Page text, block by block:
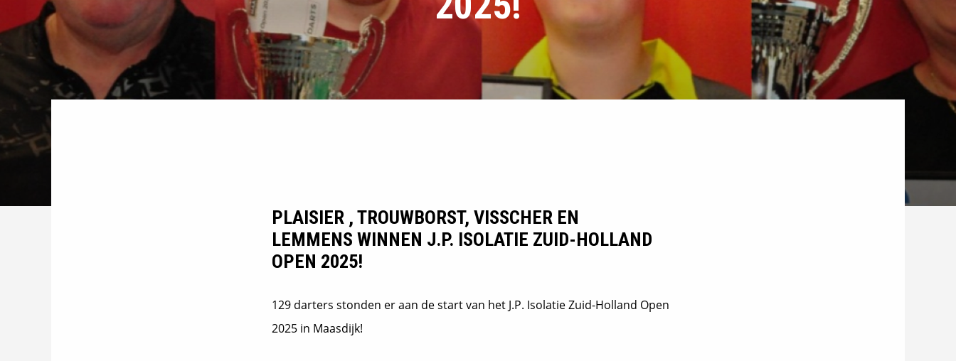
PLAISIER , TROUWBORST, VISSCHER EN
LEMMENS WINNEN J.P. ISOLATIE ZUID-HOLLAND
OPEN 2025!
129 darters stonden er aan de start van het J.P. Isolatie Zuid-Holland Open
2025 in Maasdijk!